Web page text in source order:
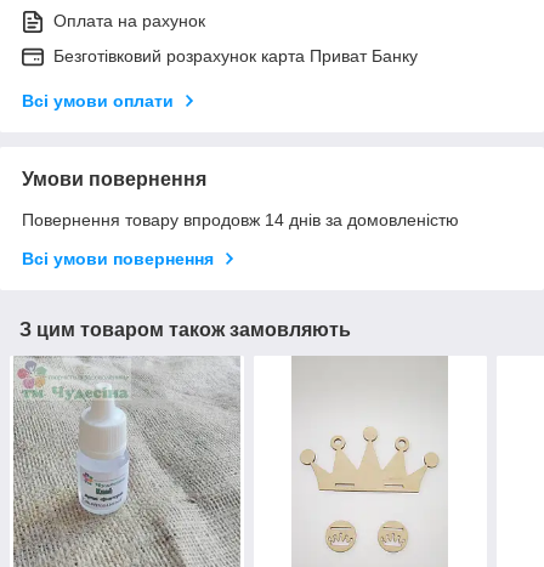
Оплата на рахунок
Безготівковий розрахунок карта Приват Банку
Всі умови оплати
Умови повернення
Повернення товару впродовж 14 днів за домовленістю
Всі умови повернення
З цим товаром також замовляють